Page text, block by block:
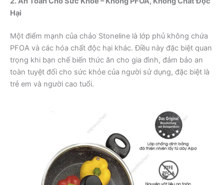
Hại
Một điểm mạnh của chảo Stoneline là lớp phủ không chứa
PFOA và các hóa chất độc hại khác. Điều này đặc biệt quan
trọng khi bạn chế biến thức ăn cho gia đình, đảm bảo an
toàn tuyệt đối cho sức khỏe của người sử dụng, đặc biệt là
trẻ em và người cao tuổi.